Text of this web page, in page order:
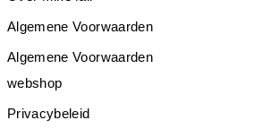
Algemene Voorwaarden
Algemene Voorwaarden
webshop
Privacybeleid